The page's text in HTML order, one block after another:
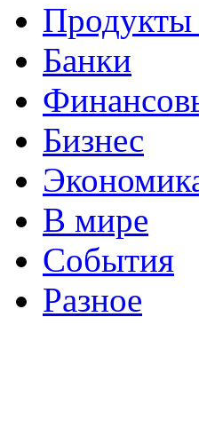
Продукты
Банки
Бизнес
В мире
События
Разное